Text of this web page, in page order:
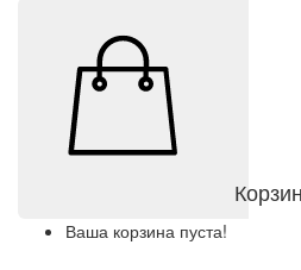
Ваша корзина пуста!